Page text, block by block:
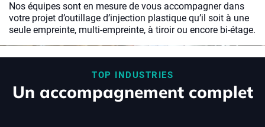
Nos équipes sont en mesure de vous accompagner dans
votre projet d’outillage d’injection plastique qu’il soit à une
seule empreinte, multi-empreinte, à tiroir ou encore bi-étage.
TOP INDUSTRIES
Un accompagnement complet